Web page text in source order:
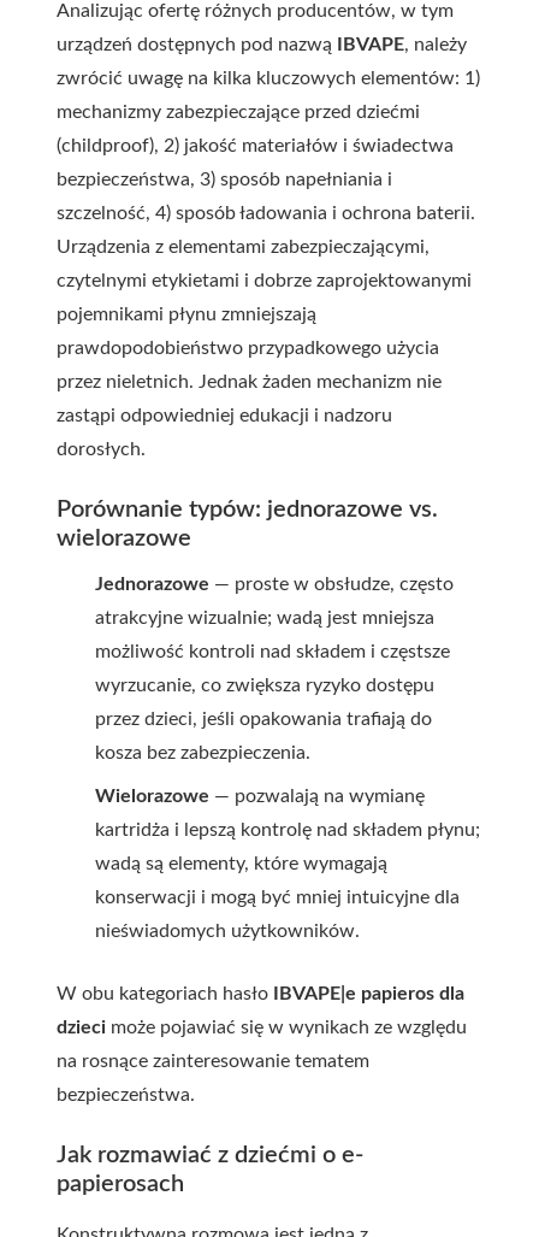
Analizując ofertę różnych producentów, w tym
urządzeń dostępnych pod nazwą
IBVAPE, należy
zwrócić uwagę na kilka kluczowych elementów: 1)
mechanizmy zabezpieczające przed dziećmi
(childproof), 2) jakość materiałów i świadectwa
bezpieczeństwa, 3) sposób napełniania i
szczelność, 4) sposób ładowania i ochrona baterii.
Urządzenia z elementami zabezpieczającymi,
czytelnymi etykietami i dobrze zaprojektowanymi
pojemnikami płynu zmniejszają
prawdopodobieństwo przypadkowego użycia
przez nieletnich. Jednak żaden mechanizm nie
zastąpi odpowiedniej edukacji i nadzoru
dorosłych.
Porównanie typów: jednorazowe vs.
wielorazowe
Jednorazowe — proste w obsłudze, często
atrakcyjne wizualnie; wadą jest mniejsza
możliwość kontroli nad składem i częstsze
wyrzucanie, co zwiększa ryzyko dostępu
przez dzieci, jeśli opakowania trafiają do
kosza bez zabezpieczenia.
Wielorazowe — pozwalają na wymianę
kartridża i lepszą kontrolę nad składem płynu;
wadą są elementy, które wymagają
konserwacji i mogą być mniej intuicyjne dla
nieświadomych użytkowników.
W obu kategoriach hasło
IBVAPE|e papieros dla
dzieci może pojawiać się w wynikach ze względu
na rosnące zainteresowanie tematem
bezpieczeństwa.
Jak rozmawiać z dziećmi o e-
papierosach